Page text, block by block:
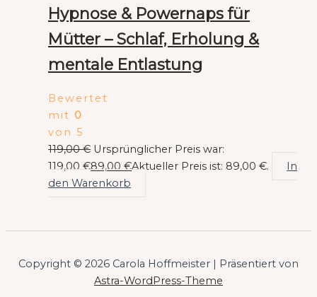
Hypnose & Powernaps für
Mütter – Schlaf, Erholung &
mentale Entlastung
Bewertet
mit 0
von 5
119,00€ Ursprünglicher Preis war:
119,00 €89,00 €Aktueller Preis ist: 89,00 €.
In
den Warenkorb
Copyright © 2026 Carola Hoffmeister | Präsentiert von
Astra-WordPress-Theme